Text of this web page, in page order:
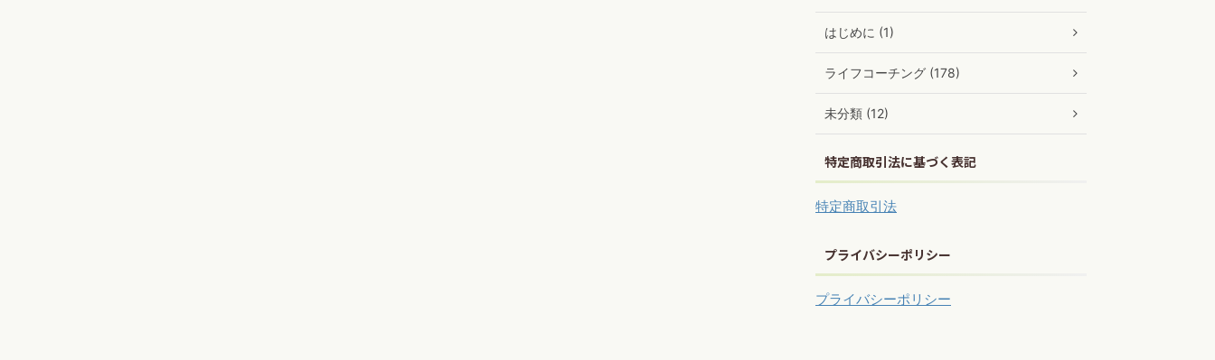
はじめに (1)
ライフコーチング (178)
未分類 (12)
特定商取引法に基づく表記
特定商取引法
プライバシーポリシー
プライバシーポリシー